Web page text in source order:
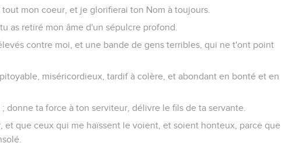
mon coeur, et je glorifierai ton Nom à toujours.
as retiré mon âme d'un sépulcre profond.
contre moi, et une bande de gens terribles, qui ne t'ont point
miséricordieux, tardif à colère, et abondant en bonté et en
donne ta force à ton serviteur, délivre le fils de ta servante.
et que ceux qui me haïssent le voient, et soient honteux, parce que